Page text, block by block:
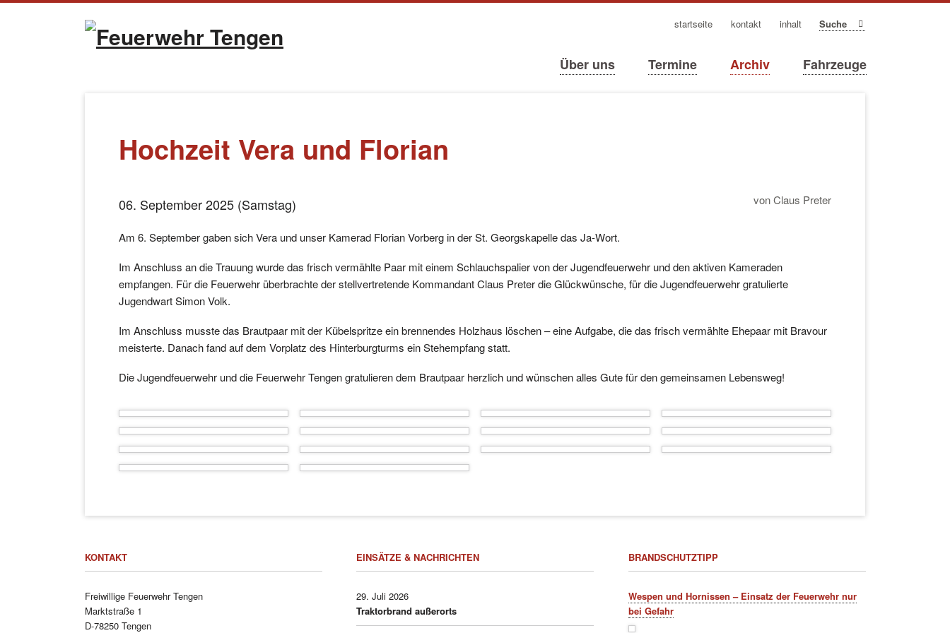
Navigation
überspringen
Über uns Termine Archiv Fahrzeuge
überspringen
navigation
startseite kontakt inhalt
Hochzeit Vera und Florian
06. September 2025 (Samstag) von Claus Preter
Am 6. September gaben sich Vera und unser Kamerad Florian Vorberg in der St. Georgskapelle das Ja-Wort.
Im Anschluss an die Trauung wurde das frisch vermählte Paar mit einem Schlauchspalier von der Jugendfeuerwehr und den aktiven Kameraden
empfangen. Für die Feuerwehr überbrachte der stellvertretende Kommandant Claus Preter die Glückwünsche, für die Jugendfeuerwehr gratulierte
Jugendwart Simon Volk.
Im Anschluss musste das Brautpaar mit der Kübelspritze ein brennendes Holzhaus löschen – eine Aufgabe, die das frisch vermählte Ehepaar mit Bravour
meisterte. Danach fand auf dem Vorplatz des Hinterburgturms ein Stehempfang statt.
Die Jugendfeuerwehr und die Feuerwehr Tengen gratulieren dem Brautpaar herzlich und wünschen alles Gute für den gemeinsamen Lebensweg!
KONTAKT
Freiwillige Feuerwehr Tengen
Marktstraße 1
D-78250 Tengen
EINSÄTZE & NACHRICHTEN
29. Juli 2026
Traktorbrand außerorts
BRANDSCHUTZTIPP
Wespen und Hornissen – Einsatz der Feuerwehr nur
bei Gefahr